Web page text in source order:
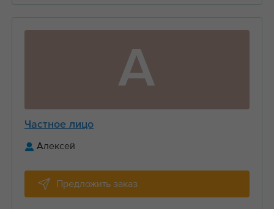
А
Частное лицо
Алексей
Предложить заказ